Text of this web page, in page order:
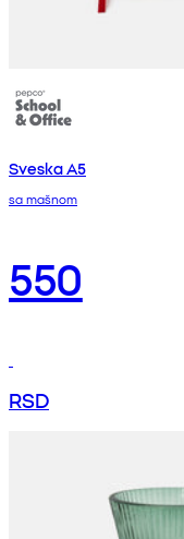
Sveska A5
sa mašnom
550
RSD